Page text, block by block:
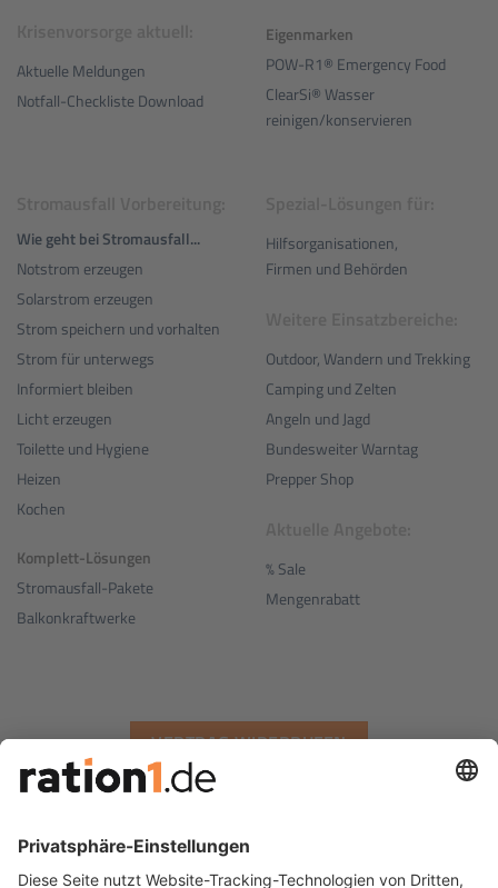
Aktuelle Meldungen
Notfall-Checkliste Download
Eigenmarken
POW-R1® Emergency Food
ClearSi® Wasser
reinigen/konservieren
Wie geht bei Stromausfall...
Notstrom erzeugen
Solarstrom erzeugen
Strom speichern und vorhalten
Strom für unterwegs
Informiert bleiben
Licht erzeugen
Toilette und Hygiene
Heizen
Kochen
Komplett-Lösungen
Stromausfall-Pakete
Balkonkraftwerke
Hilfsorganisationen,
Firmen und Behörden
Outdoor, Wandern und Trekking
Camping und Zelten
Angeln und Jagd
Bundesweiter Warntag
Prepper Shop
% Sale
Mengenrabatt
VERTRAG WIDERRUFEN